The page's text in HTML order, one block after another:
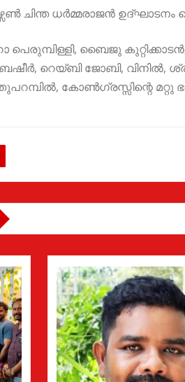
ചിന്ത ധർമ്മരാജൻ ഉദ്ഘാടനം
ബൈജു
റെയ്ബി ജോബി, വിനിൽ,
കോൺഗ്രസ്സിന്റെ മറ്റു